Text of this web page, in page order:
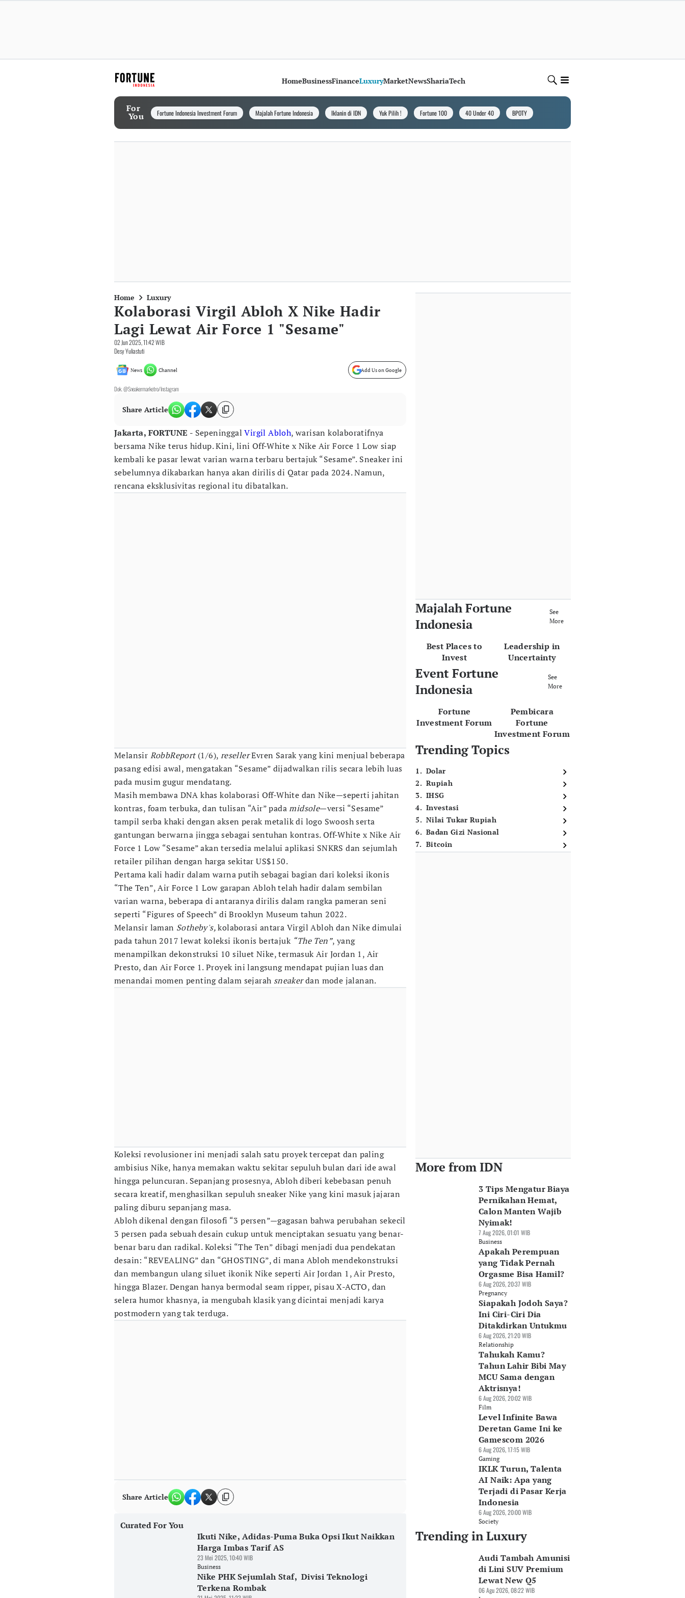
HomeBusinessFinanceLuxuryMarketNewsShariaTech
For
You Fortune Indonesia Investment Forum Majalah Fortune Indonesia Iklanin di IDN Yuk Pilih ! Fortune 100 40 Under 40 BPOTY
Home Luxury
Kolaborasi Virgil Abloh X Nike Hadir
Lagi Lewat Air Force 1 "Sesame"
02 Jun 2025, 11:42 WIB
Desy Yuliastuti
News Channel Add Us on Google
Dok. @Sneakermarketro/Instagram
Share Article
Jakarta, FORTUNE - SepeninggalVirgil Abloh, warisan kolaboratifnya
bersama Nike terus hidup. Kini, lini Off-White x Nike Air Force 1 Low siap
kembali ke pasar lewat varian warna terbaru bertajuk “Sesame”. Sneaker ini
sebelumnya dikabarkan hanya akan dirilis di Qatar pada 2024. Namun,
rencana eksklusivitas regional itu dibatalkan.
Melansir RobbReport(1/6), resellerEvren Sarak yang kini menjual beberapa
pasang edisi awal, mengatakan “Sesame” dijadwalkan rilis secara lebih luas
pada musim gugur mendatang.
Masih membawa DNA khas kolaborasi Off-White dan Nike—seperti jahitan
kontras, foam terbuka, dan tulisan “Air” padamidsole—versi “Sesame”
tampil serba khaki dengan aksen perak metalik di logo Swoosh serta
gantungan berwarna jingga sebagai sentuhan kontras. Off-White x Nike Air
Force 1 Low “Sesame” akan tersedia melalui aplikasi SNKRS dan sejumlah
retailer pilihan dengan harga sekitar US$150.
Pertama kali hadir dalam warna putih sebagai bagian dari koleksi ikonis
“The Ten”, Air Force 1 Low garapan Abloh telah hadir dalam sembilan
varian warna, beberapa di antaranya dirilis dalam rangka pameran seni
seperti “Figures of Speech” di Brooklyn Museum tahun 2022.
Melansir laman Sotheby's,kolaborasi antara Virgil Abloh dan Nike dimulai
pada tahun 2017 lewat koleksi ikonis bertajuk “The Ten”, yang
menampilkan dekonstruksi 10 siluet Nike, termasuk Air Jordan 1, Air
Presto, dan Air Force 1. Proyek ini langsung mendapat pujian luas dan
menandai momen penting dalam sejarah sneakerdan mode jalanan.
Koleksi revolusioner ini menjadi salah satu proyek tercepat dan paling
ambisius Nike, hanya memakan waktu sekitar sepuluh bulan dari ide awal
hingga peluncuran. Sepanjang prosesnya, Abloh diberi kebebasan penuh
secara kreatif, menghasilkan sepuluh sneaker Nike yang kini masuk jajaran
paling diburu sepanjang masa.
Abloh dikenal dengan filosofi “3 persen”—gagasan bahwa perubahan sekecil
3 persen pada sebuah desain cukup untuk menciptakan sesuatu yang benar-
benar baru dan radikal. Koleksi “The Ten” dibagi menjadi dua pendekatan
desain: “REVEALING” dan “GHOSTING”, di mana Abloh mendekonstruksi
dan membangun ulang siluet ikonik Nike seperti Air Jordan 1, Air Presto,
hingga Blazer. Dengan hanya bermodal seam ripper, pisau X-ACTO, dan
selera humor khasnya, ia mengubah klasik yang dicintai menjadi karya
postmodern yang tak terduga.
Share Article
Curated For You
Ikuti Nike, Adidas-Puma Buka Opsi Ikut Naikkan
Harga Imbas Tarif AS
23 Mei 2025, 10:40 WIB
Business
Nike PHK Sejumlah Staf, Divisi Teknologi
Terkena Rombak
Majalah Fortune
Indonesia
See
More
Best Places to
Invest
Leadership in
Uncertainty
Event Fortune
Indonesia
See
More
Fortune
Investment Forum
Pembicara
Fortune
Investment Forum
Trending Topics
1. Dolar
2. Rupiah
3. IHSG
4. Investasi
5. Nilai Tukar Rupiah
6. Badan Gizi Nasional
7. Bitcoin
More from IDN
3 Tips Mengatur Biaya
Pernikahan Hemat,
Calon Manten Wajib
Nyimak!
7 Aug 2026, 01:01 WIB
Business
Apakah Perempuan
yang Tidak Pernah
Orgasme Bisa Hamil?
6 Aug 2026, 20:37 WIB
Pregnancy
Siapakah Jodoh Saya?
Ini Ciri-Ciri Dia
Ditakdirkan Untukmu
6 Aug 2026, 21:20 WIB
Relationship
Tahukah Kamu?
Tahun Lahir Bibi May
MCU Sama dengan
Aktrisnya!
6 Aug 2026, 20:02 WIB
Film
Level Infinite Bawa
Deretan Game Ini ke
Gamescom 2026
6 Aug 2026, 17:15 WIB
Gaming
IKLK Turun, Talenta
AI Naik: Apa yang
Terjadi di Pasar Kerja
Indonesia
6 Aug 2026, 20:00 WIB
Society
Trending in Luxury
Audi Tambah Amunisi
di Lini SUV Premium
Lewat New Q5
06 Agu 2026, 08:22 WIB